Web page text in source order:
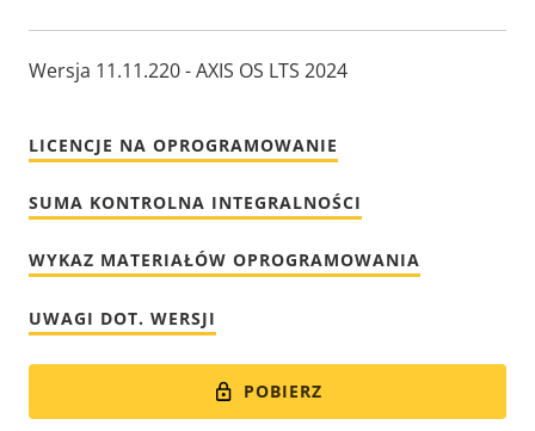
Wersja 11.11.220 - AXIS OS LTS 2024
LICENCJE NA OPROGRAMOWANIE
SUMA KONTROLNA INTEGRALNOŚCI
WYKAZ MATERIAŁÓW OPROGRAMOWANIA
UWAGI DOT. WERSJI
POBIERZ